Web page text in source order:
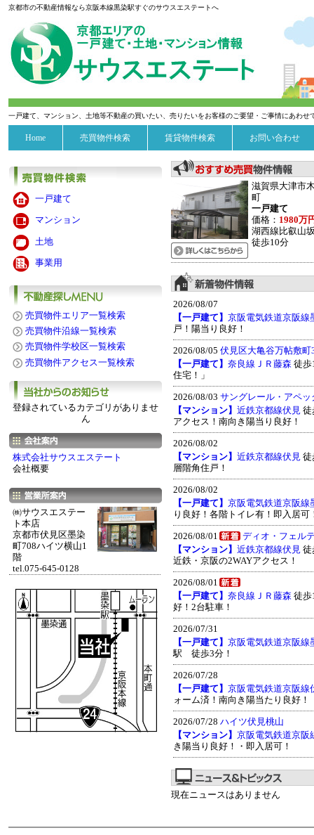
京都市の不動産情報なら京阪本線黒染駅すぐのサウスエステートへ
一戸建て、マンション、土地等不動産の買いたい、売りたいをお客様のご要望・ご事情にあわ
Home 売買物件検索 賃貸物件検索 お問い合わせ
一戸建て
マンション
土地
事業用
売買物件エリア一覧検索
売買物件沿線一覧検索
売買物件学校区一覧検索
売買物件アクセス一覧検索
登録されているカテゴリがありませ
ん
株式会社サウスエステート
会社概要
㈱サウスエステー
ト本店
京都市伏見区墨染
町708ハイツ横山1
階
tel.075-645-0128
滋賀県大津市
町
一戸建て
価格： 1980万
湖西線比叡山
徒歩10分
2026/08/07
【一戸建て】 京阪電気鉄道京阪線
戸！陽当り良好！
2026/08/05 伏見区大亀谷万帖敷
【一戸建て】 奈良線ＪＲ藤森 徒歩
住宅！」
2026/08/03 サングレール・アペッ
【マンション】 近鉄京都線伏見 徒
アクセス！南向き陽当り良好！
2026/08/02
【マンション】 近鉄京都線伏見 徒
層階角住戸！
2026/08/02
【一戸建て】 京阪電気鉄道京阪線
り良好！各階トイレ有！即入居可
2026/08/01
ディオ・フェル
【マンション】 近鉄京都線伏見 徒
近鉄・京阪の2WAYアクセス！
2026/08/01
【一戸建て】 奈良線ＪＲ藤森 徒歩
好！2台駐車！
2026/07/31
【一戸建て】 京阪電気鉄道京阪線
駅 徒歩3分！
2026/07/28
【一戸建て】 京阪電気鉄道京阪線
ォーム済！南向き陽当たり良好！
2026/07/28 ハイツ伏見桃山
【マンション】 京阪電気鉄道京阪
き陽当り良好！・即入居可！
現在ニュースはありません